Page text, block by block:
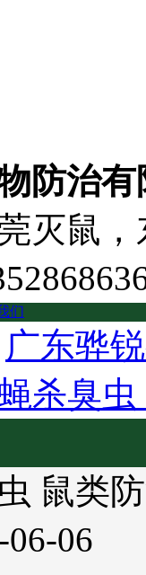
防治
灭鼠
们
广东骅
杀臭
鼠类
06